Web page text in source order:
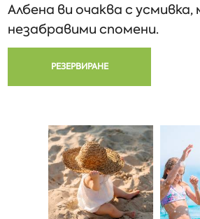
Албена ви очаква с усмивка,
незабравими спомени.
РЕЗЕРВИРАНЕ